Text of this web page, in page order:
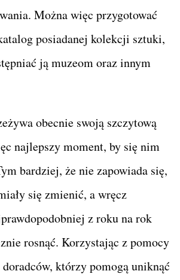
Można więc przygotować
posiadanej kolekcji sztuki,
ją muzeom oraz innym
obecnie swoją szczytową
najlepszy moment, by się nim
bardziej, że nie zapowiada się,
się zmienić, a wręcz
z roku na rok
rosnąć. Korzystając z pomocy
którzy pomogą uniknąć